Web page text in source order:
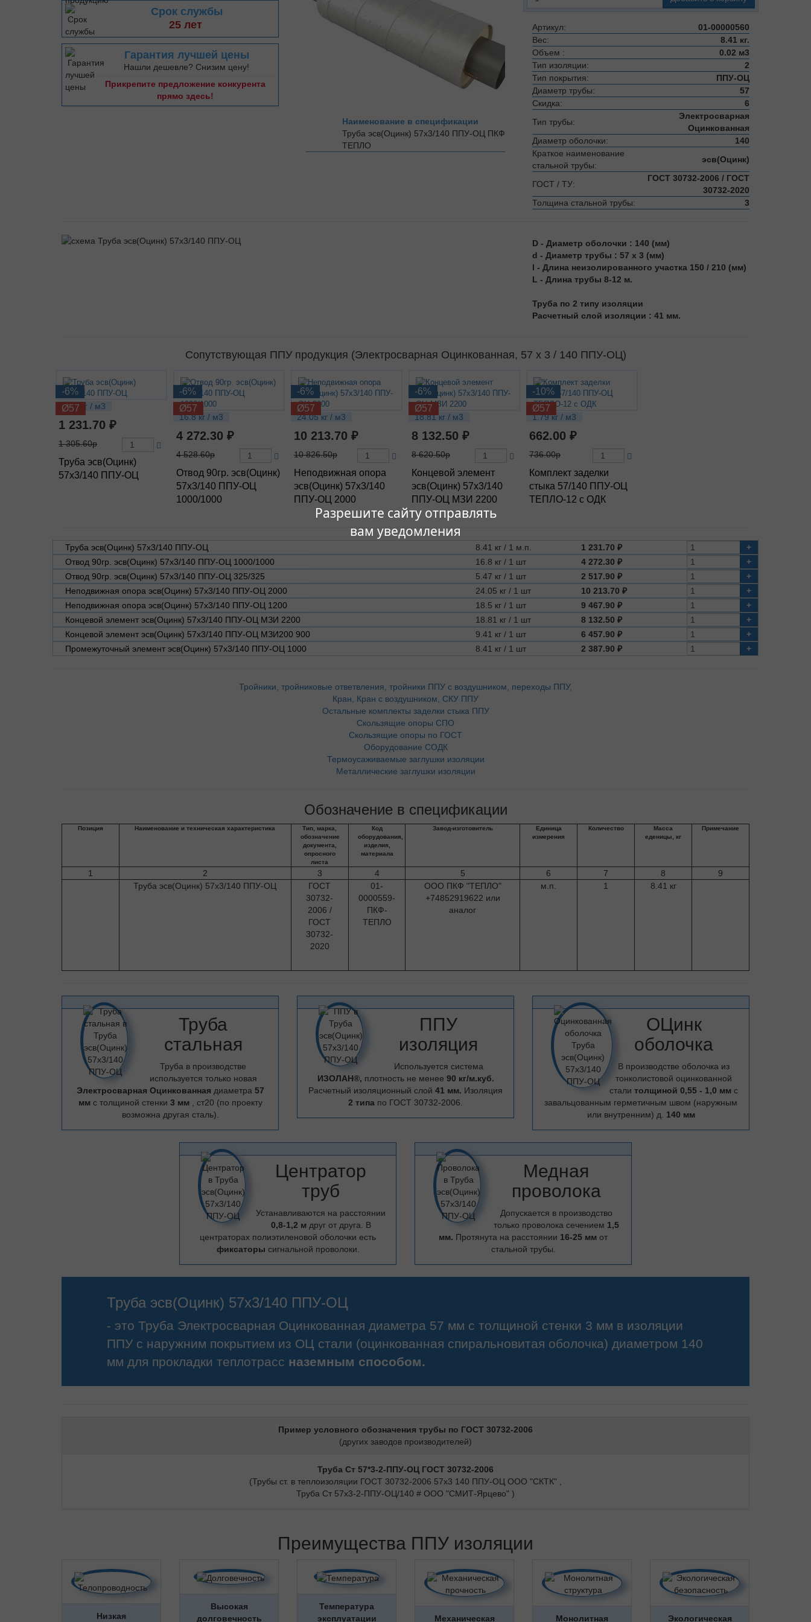
Разрешите сайту отправлять
вам уведомления
Срок службы
25 лет
Гарантия лучшей цены
Нашли дешевле? Снизим цену!
Прикрепите предложение конкурента
прямо здесь!
Наименование в спецификации
Труба эсв(Оцинк) 57х3/140 ППУ-ОЦ ПКФ
ТЕПЛО
Артикул:
01-00000560
Вес:
8.41 кг.
Объем :
0.02 м3
Тип изоляции:
2
Тип покрытия:
ППУ-ОЦ
Диаметр трубы:
57
Скидка:
6
Тип трубы:
Электросварная
Оцинкованная
Диаметр оболочки:
140
Краткое наименование
стальной трубы:
эсв(Оцинк)
ГОСТ / ТУ:
ГОСТ 30732-2006 / ГОСТ
30732-2020
Толщина стальной трубы:
3
D - Диаметр оболочки : 140 (мм)
d - Диаметр трубы : 57 х 3 (мм)
l - Длина неизолированного участка 150 / 210 (мм)
L - Длина трубы 8-12 м.
Труба по 2 типу изоляции
Расчетный слой изоляции : 41 мм.
Сопутствующая ППУ продукция (Электросварная Оцинкованная, 57 х 3 / 140 ППУ-ОЦ)
-6%
Ø57
8.41 кг / м3
1 231.70 ₽
1 305.60р
Труба эсв(Оцинк)
57х3/140 ППУ-ОЦ
-6%
Ø57
16.8 кг / м3
4 272.30 ₽
4 528.60р
Отвод 90гр. эсв(Оцинк)
57х3/140 ППУ-ОЦ
1000/1000
-6%
Ø57
24.05 кг / м3
10 213.70 ₽
10 826.50р
Неподвижная опора
эсв(Оцинк) 57х3/140
ППУ-ОЦ 2000
-6%
Ø57
18.81 кг / м3
8 132.50 ₽
8 620.50р
Концевой элемент
эсв(Оцинк) 57х3/140
ППУ-ОЦ МЗИ 2200
-10%
Ø57
1.79 кг / м3
662.00 ₽
736.00р
Комплект заделки
стыка 57/140 ППУ-ОЦ
ТЕПЛО-12 с ОДК
Труба эсв(Оцинк) 57х3/140 ППУ-ОЦ 8.41 кг / 1 м.п. 1 231.70 ₽
+
Отвод 90гр. эсв(Оцинк) 57х3/140 ППУ-ОЦ 1000/1000
16.8 кг / 1 шт 4 272.30 ₽
+
Отвод 90гр. эсв(Оцинк) 57х3/140 ППУ-ОЦ 325/325
5.47 кг / 1 шт 2 517.90 ₽
+
Неподвижная опора эсв(Оцинк) 57х3/140 ППУ-ОЦ 2000
24.05 кг / 1 шт 10 213.70 ₽
+
Неподвижная опора эсв(Оцинк) 57х3/140 ППУ-ОЦ 1200
18.5 кг / 1 шт 9 467.90 ₽
+
Концевой элемент эсв(Оцинк) 57х3/140 ППУ-ОЦ МЗИ 2200
18.81 кг / 1 шт 8 132.50 ₽
+
Концевой элемент эсв(Оцинк) 57х3/140 ППУ-ОЦ МЗИ200 900
9.41 кг / 1 шт 6 457.90 ₽
+
Промежуточный элемент эсв(Оцинк) 57х3/140 ППУ-ОЦ 1000
8.41 кг / 1 шт 2 387.90 ₽ +
Тройники, тройниковые ответвления, тройники ППУ с воздушником, переходы ППУ,
Кран, Кран с воздушником, СКУ ППУ
Остальные комплекты заделки стыка ППУ
Скользящие опоры СПО
Скользящие опоры по ГОСТ
Оборудование СОДК
Термоусаживаемые заглушки изоляции
Металлические заглушки изоляции
Обозначение в спецификации
Позиция Наименование и техническая характеристика
Тип, марка,
обозначение
документа,
опросного
листа
Код
оборудования,
изделия,
материала
Завод-изготовитель
Единица
измерения
Количество
Масса
еденицы, кг
Примечание
1 2 3 4 5 6 7 8
9
Труба эсв(Оцинк) 57х3/140 ППУ-ОЦ
ГОСТ
30732-
2006 /
ГОСТ
30732-
2020
01-
0000559-
ПКФ-
ТЕПЛО
ООО ПКФ "ТЕПЛО"
+74852919622 или
аналог
м.п. 1 8.41 кг
Труба
стальная
Труба в производстве
используется только новая
Электросварная Оцинкованная диаметра 57
ммс толщиной стенки 3 мм, ст20 (по проекту
возможна другая сталь).
ППУ
изоляция
Используется система
ИЗОЛАН®, плотность не менее 90 кг/м.куб.
Расчетный изоляционный слой 41 мм. Изоляция
2 типа по ГОСТ 30732-2006.
ОЦинк
оболочка
В производстве оболочка из
тонколистовой оцинкованной
сталитолщиной 0,55 - 1,0 мм с
завальцованным герметичным швом (наружным
или внутренним) д. 140 мм
Центратор
труб
Устанавливаются на расстоянии
0,8-1,2 м друг от друга. В
центраторах полиэтиленовой оболочки есть
фиксаторы сигнальной проволоки.
Медная
проволока
Допускается в производство
только проволока сечением 1,5
мм. Протянута на расстоянии 16-25 мм от
стальной трубы.
Труба эсв(Оцинк) 57х3/140 ППУ-ОЦ
- это Труба Электросварная Оцинкованная диаметра 57 мм с толщиной стенки 3 мм в изоляции
ППУ с наружним покрытием из ОЦ стали (оцинкованная спиральновитая оболочка) диаметром 140
мм для прокладки теплотрасс наземным способом.
Пример условного обозначения трубы по ГОСТ 30732-2006
(других заводов производителей)
Труба Ст 57*3-2-ППУ-ОЦ ГОСТ 30732-2006
(Трубы ст. в теплоизоляции ГОСТ 30732-2006 57х3 140 ППУ-ОЦ ООО "СКТК" ,
Труба Ст 57х3-2-ППУ-ОЦ/140 # ООО "СМИТ-Ярцево" )
Преимущества ППУ изоляции
Низкая
Высокая
долговечность
Температура
эксплуатации
Механическая Монолитная Экологическая